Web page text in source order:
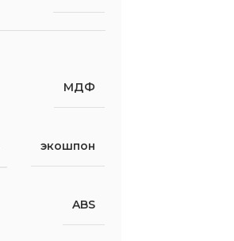
МДФ
экошпон
ABS